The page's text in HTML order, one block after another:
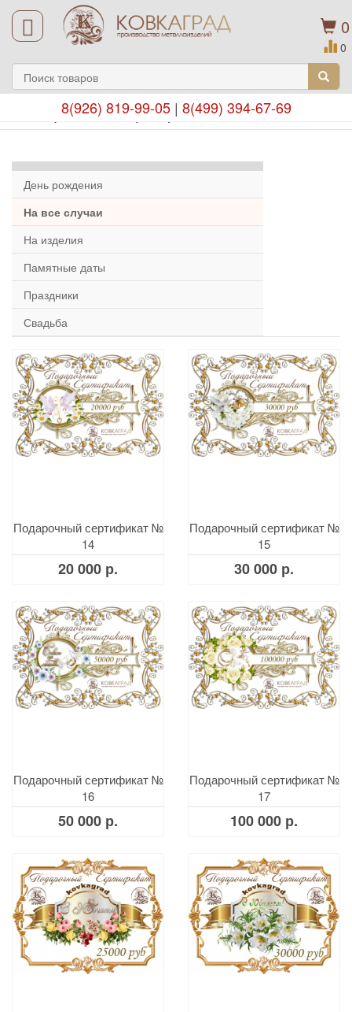
0
0
8(926) 819-99-05| 8(499) 394-67-69
Подарочные сертификаты
День рождения
На все случаи
На изделия
Памятные даты
Праздники
Свадьба
Подарочный сертификат №
14
20 000 р.
Подарочный сертификат №
15
30 000 р.
Подарочный сертификат №
16
50 000 р.
Подарочный сертификат №
17
100 000 р.